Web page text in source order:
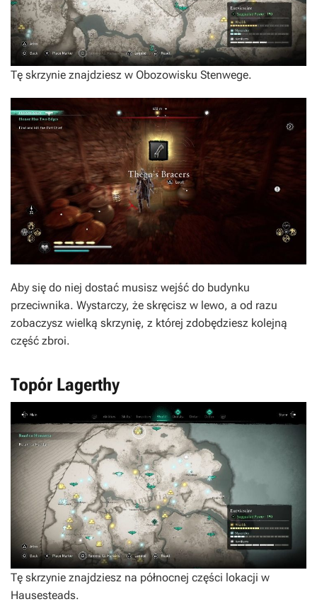
Tę skrzynie znajdziesz w Obozowisku Stenwege.
Aby się do niej dostać musisz wejść do budynku
przeciwnika. Wystarczy, że skręcisz w lewo, a od razu
zobaczysz wielką skrzynię, z której zdobędziesz kolejną
część zbroi.
Topór Lagerthy
Tę skrzynie znajdziesz na północnej części lokacji w
Hausesteads.